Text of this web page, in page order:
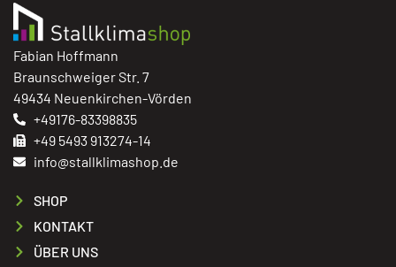
Fabian Hoffmann
Braunschweiger Str. 7
49434 Neuenkirchen-Vörden
+49176-83398835
+49 5493 913274-14
info@stallklimashop.de
SHOP
KONTAKT
ÜBER UNS